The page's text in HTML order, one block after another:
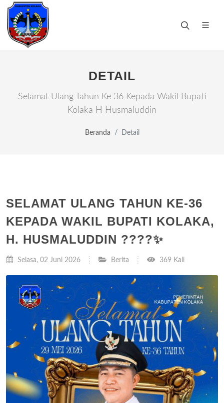
DETAIL
Selamat Ulang Tahun Ke 36 Kepada Wakil Bupati
Kolaka H Husmaluddin
Beranda Detail
SELAMAT ULANG TAHUN KE-36
KEPADA WAKIL BUPATI KOLAKA,
H. HUSMALUDDIN ????✨
Selasa, 02 Juni 2026 Berita 369 Kali